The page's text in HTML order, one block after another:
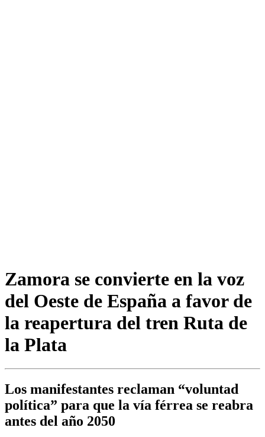
Zamora se convierte en la voz
del Oeste de España a favor de
la reapertura del tren Ruta de
la Plata
Los manifestantes reclaman “voluntad
política” para que la vía férrea se reabra
antes del año 2050